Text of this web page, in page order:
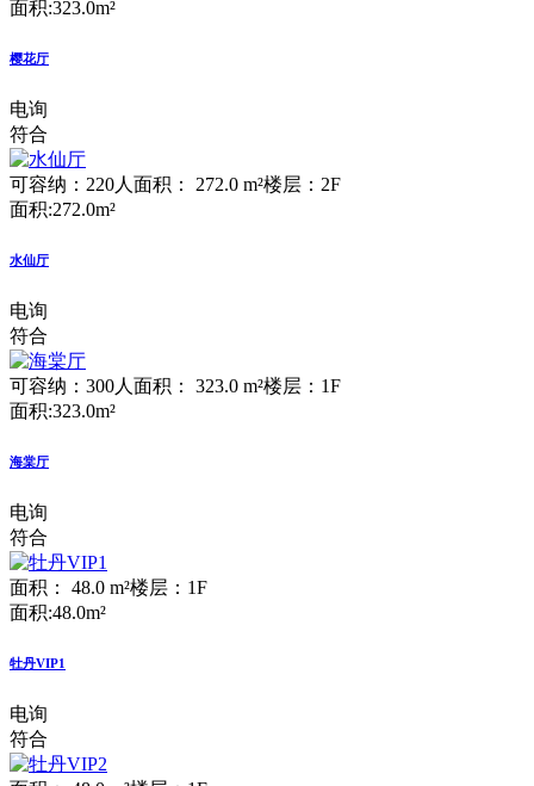
面积:323.0m²
樱花厅
电询
符合
可容纳：220人 面积： 272.0 m²楼层：2F
面积:272.0m²
水仙厅
电询
符合
可容纳：300人 面积： 323.0 m²楼层：1F
面积:323.0m²
海棠厅
电询
符合
面积： 48.0 m²楼层：1F
面积:48.0m²
牡丹VIP1
电询
符合